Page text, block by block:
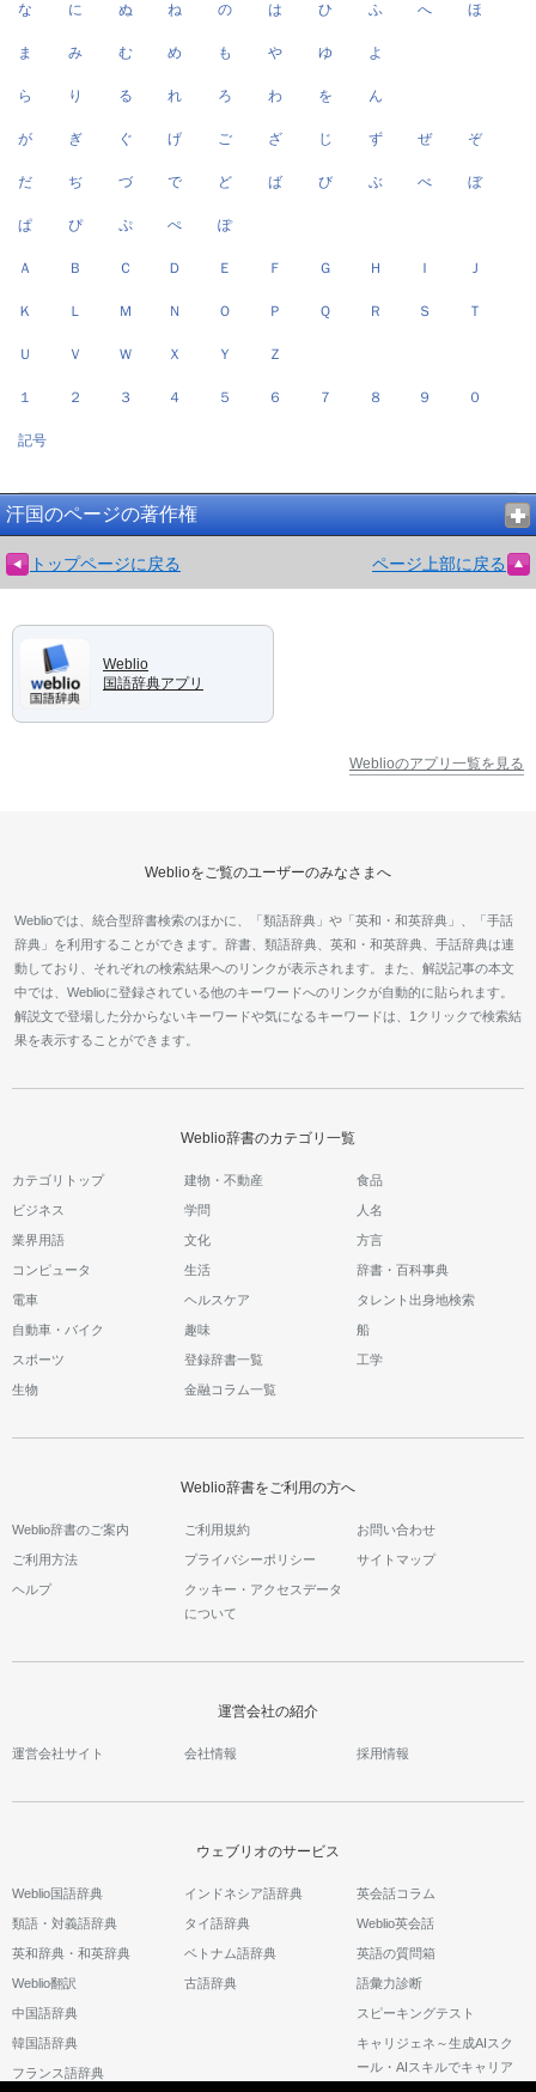
な に ぬ ね の は ひ ふ へ ほ
ま み む め も や ゆ よ
ら り る れ ろ わ を ん
が ぎ ぐ げ ご ざ じ ず ぜ ぞ
だ ぢ づ で ど ば び ぶ べ ぼ
ぱ ぴ ぷ ぺ ぽ
Ａ Ｂ Ｃ Ｄ Ｅ Ｆ Ｇ Ｈ Ｉ Ｊ
Ｋ Ｌ Ｍ Ｎ Ｏ Ｐ Ｑ Ｒ Ｓ Ｔ
Ｕ Ｖ Ｗ Ｘ Ｙ Ｚ
１ ２ ３ ４ ５ ６ ７ ８ ９ ０
記号
汗国のページの著作権
トップページに戻る ページ上部に戻る
Weblio
国語辞典アプリ
Weblioのアプリ一覧を見る
Weblioをご覧のユーザーのみなさまへ
Weblioでは、統合型辞書検索のほかに、「類語辞典」や「英和・和英辞典」、「手話
辞典」を利用することができます。辞書、類語辞典、英和・和英辞典、手話辞典は連
動しており、それぞれの検索結果へのリンクが表示されます。また、解説記事の本文
中では、Weblioに登録されている他のキーワードへのリンクが自動的に貼られます。
解説文で登場した分からないキーワードや気になるキーワードは、1クリックで検索結
果を表示することができます。
Weblio辞書のカテゴリ一覧
カテゴリトップ 建物・不動産 食品
ビジネス 学問 人名
業界用語 文化 方言
コンピュータ 生活 辞書・百科事典
電車 ヘルスケア タレント出身地検索
自動車・バイク 趣味 船
スポーツ 登録辞書一覧 工学
生物 金融コラム一覧
Weblio辞書をご利用の方へ
Weblio辞書のご案内 ご利用規約 お問い合わせ
ご利用方法 プライバシーポリシー サイトマップ
ヘルプ
クッキー・アクセスデータ
について
運営会社の紹介
運営会社サイト 会社情報 採用情報
ウェブリオのサービス
Weblio国語辞典
類語・対義語辞典
英和辞典・和英辞典
Weblio翻訳
中国語辞典
韓国語辞典
フランス語辞典
インドネシア語辞典
タイ語辞典
ベトナム語辞典
古語辞典
英会話コラム
Weblio英会話
英語の質問箱
語彙力診断
スピーキングテスト
キャリジェネ～生成AIスク
ール・AIスキルでキャリア